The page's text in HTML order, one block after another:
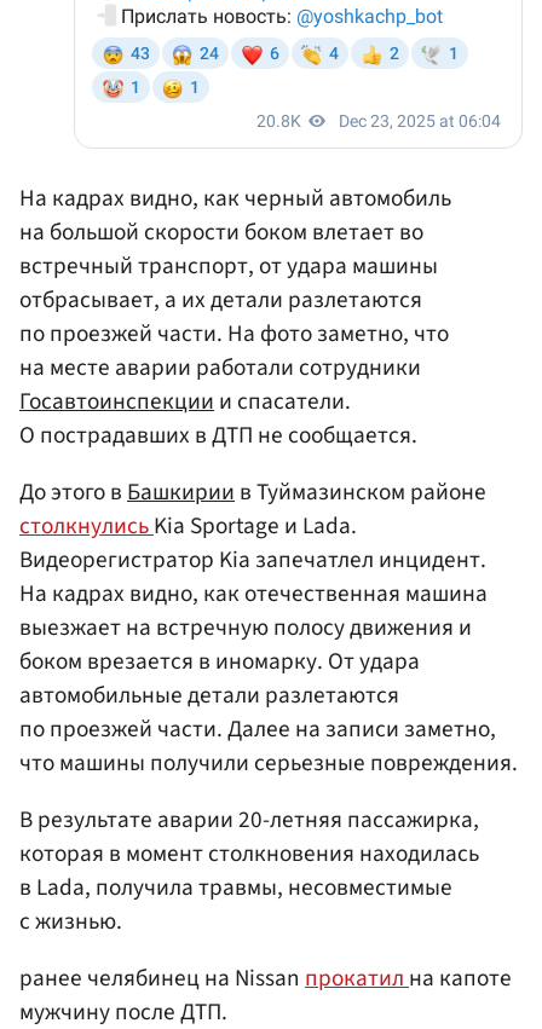
На кадрах видно, как черный автомобиль
на большой скорости боком влетает во
встречный транспорт, от удара машины
отбрасывает, а их детали разлетаются
по проезжей части. На фото заметно, что
на месте аварии работали сотрудники
Госавтоинспекциии спасатели.
О пострадавших в ДТП не сообщается.
До этого вБашкириив Туймазинском районе
столкнулисьKia Sportage и Lada.
Видеорегистратор Kia запечатлел инцидент.
На кадрах видно, как отечественная машина
выезжает на встречную полосу движения и
боком врезается в иномарку. От удара
автомобильные детали разлетаются
по проезжей части. Далее на записи заметно,
что машины получили серьезные повреждения.
В результате аварии 20-летняя пассажирка,
которая в момент столкновения находилась
в Lada, получила травмы, несовместимые
с жизнью.
ранее челябинец на Nissan прокатилна капоте
мужчину после ДТП.